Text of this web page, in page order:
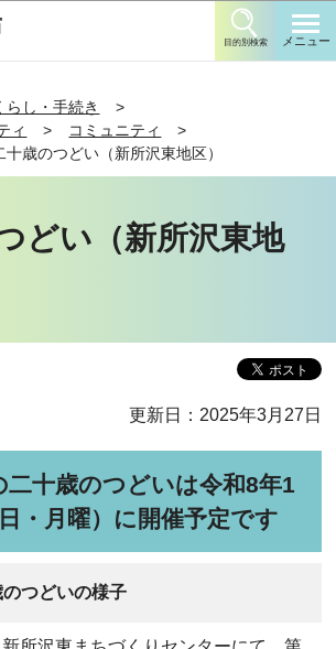
目的別検索 メニュー
らし・手続き
ィ
コミュニティ
十歳のつどい（新所沢東地区）
どい（新所沢東地
更新日：2025年3月27日
二十歳のつどいは令和8年1
・月曜）に開催予定です
つどいの様子